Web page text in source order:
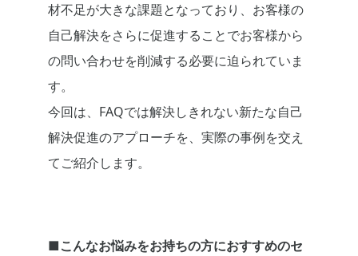
材不足が大きな課題となっており、お客様の
自己解決をさらに促進することでお客様から
の問い合わせを削減する必要に迫られていま
す。
今回は、FAQでは解決しきれない新たな自己
解決促進のアプローチを、実際の事例を交え
てご紹介します。
■こんなお悩みをお持ちの方におすすめのセ